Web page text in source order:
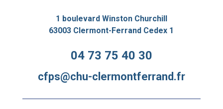
1 boulevard Winston Churchill
63003 Clermont-Ferrand Cedex 1
04 73 75 40 30
cfps@chu-clermontferrand.fr